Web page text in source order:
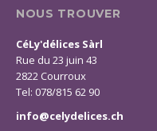
NOUS TROUVER
CéLy'délices Sàrl
Rue du 23 juin 43
2822 Courroux
Tel: 078/815 62 90
info@celydelices.ch